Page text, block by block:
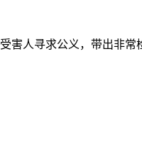
人寻求公义，带出非常